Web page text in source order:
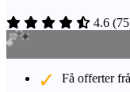
4.6 (75
Få offerter